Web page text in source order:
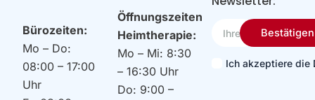
Bürozeiten:
Mo – Do:
08:00 – 17:00
Uhr
Öffnungszeiten
Heimtherapie:
Mo – Mi: 8:30
– 16:30 Uhr
Do: 9:00 –
Email
Ich akzeptiere die
Bestätigen